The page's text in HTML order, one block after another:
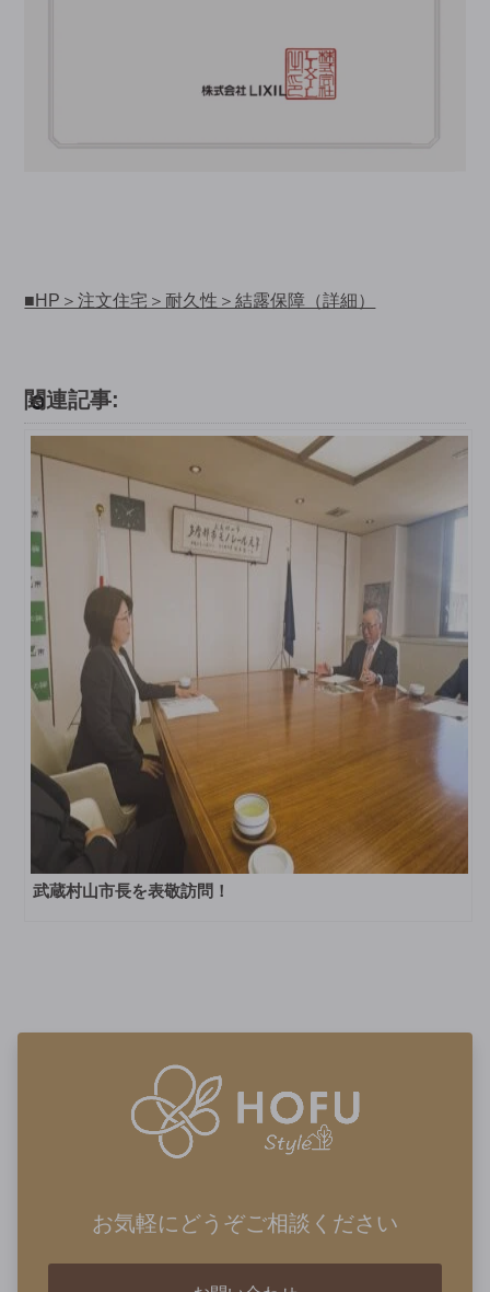
■HP＞注文住宅＞耐久性＞結露保障（詳細）
関連記事:
武蔵村山市長を表敬訪問！
お気軽にどうぞご相談ください